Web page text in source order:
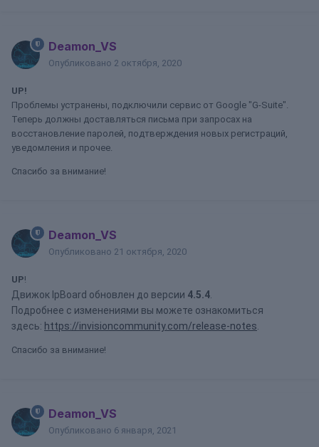
Deamon_VS
Опубликовано 2 октября, 2020
UP!
Проблемы устранены, подключили сервис от Google "G-Suite".
Теперь должны доставляться письма при запросах на
восстановление паролей, подтверждения новых регистраций,
уведомления и прочее.
Спасибо за внимание!
Deamon_VS
Опубликовано 21 октября, 2020
UP!
Движок IpBoard обновлен до версии 4.5.4
Подробнее с изменениями вы можете ознакомиться
здесь: https://invisioncommunity.com/release-notes
Спасибо за внимание!
Deamon_VS
Опубликовано 6 января, 2021